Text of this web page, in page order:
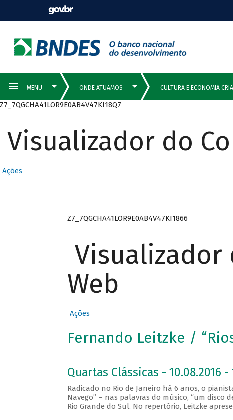
Z7_7QGCHA41LOR9E0AB4V47KI18Q7
Visualizador do
Ações
Z7_7QGCHA41LOR9E0AB4V47KI1866
Visualizador
Web
Ações
Fernando Leitzke /
Quartas Clássicas - 10.08.2016 -
Radicado no Rio de Janeiro há 6 anos, o
Navego” – nas palavras do músico, “um disco
Rio Grande do Sul. No repertório, Leitzke